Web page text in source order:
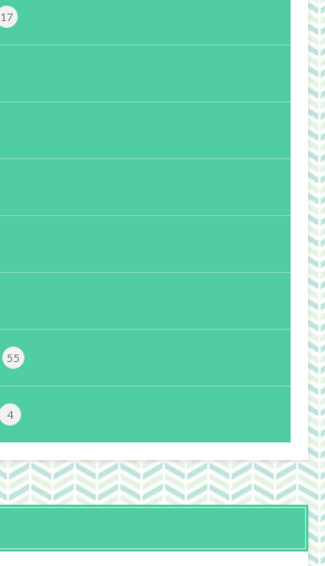
17
55
4